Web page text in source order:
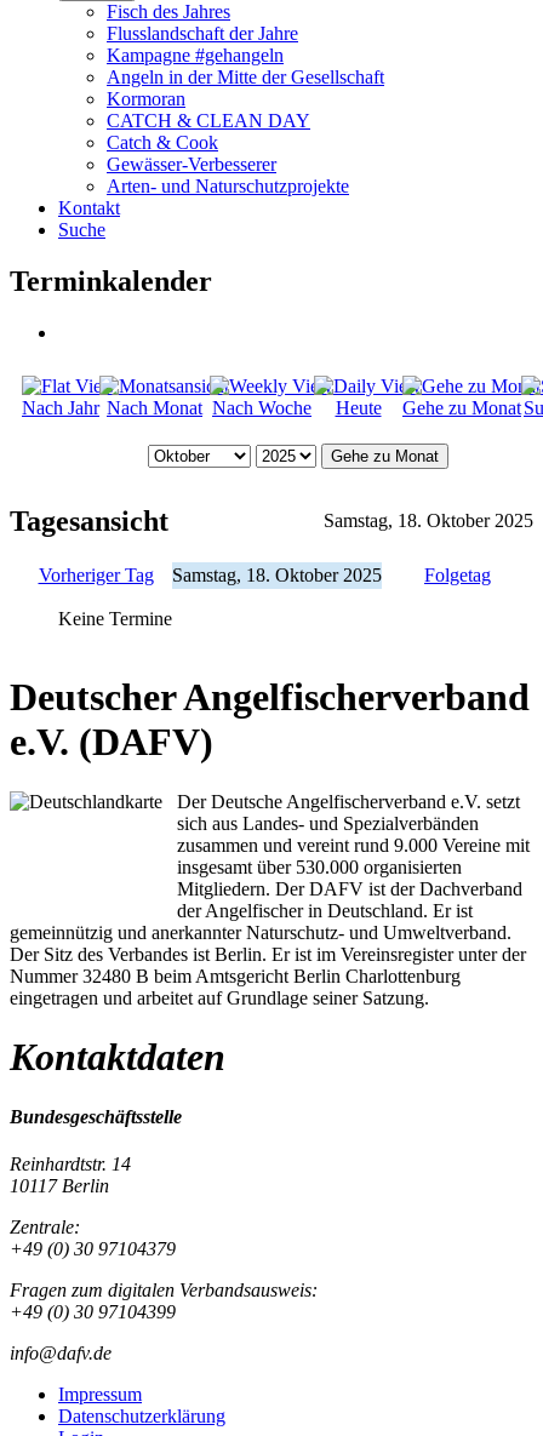
Fisch des Jahres
Flusslandschaft der Jahre
Kampagne #gehangeln
Angeln in der Mitte der Gesellschaft
Kormoran
CATCH & CLEAN DAY
Catch & Cook
Gewässer-Verbesserer
Arten- und Naturschutzprojekte
Kontakt
Suche
Terminkalender
Nach Jahr Nach Monat Nach Woche Heute Gehe zu Monat
Gehe zu Monat
Tagesansicht Samstag, 18. Oktober 2025
Vorheriger Tag Samstag, 18. Oktober 2025 Folgetag
Keine Termine
Deutscher Angelfischerverband
e.V. (DAFV)
Der Deutsche Angelfischerverband e.V. setzt
sich aus Landes- und Spezialverbänden
zusammen und vereint rund 9.000 Vereine mit
insgesamt über 530.000 organisierten
Mitgliedern. Der DAFV ist der Dachverband
der Angelfischer in Deutschland. Er ist
gemeinnützig und anerkannter Naturschutz- und Umweltverband.
Der Sitz des Verbandes ist Berlin. Er ist im Vereinsregister unter der
Nummer 32480 B beim Amtsgericht Berlin Charlottenburg
eingetragen und arbeitet auf Grundlage seiner Satzung.
Kontaktdaten
Bundesgeschäftsstelle
Reinhardtstr. 14
10117 Berlin
Zentrale:
+49 (0) 30 97104379
Fragen zum digitalen Verbandsausweis:
+49 (0) 30 97104399
info@dafv.de
Impressum
Datenschutzerklärung